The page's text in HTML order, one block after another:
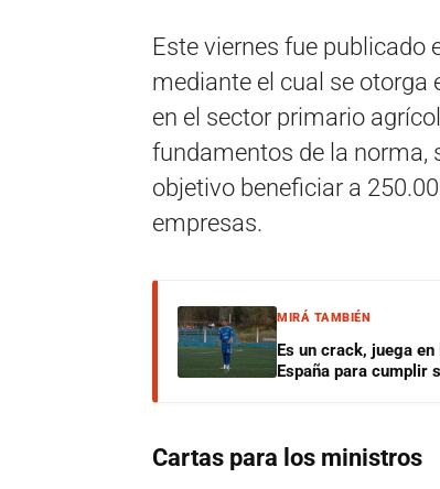
Este viernes fue publicado
mediante el cual se otorga
en el sector primario
fundamentos de la norma,
objetivo beneficiar a
empresas.
MIRÁ TAMBIÉN
Es un crack, juega
España para cumplir
Cartas para los ministros